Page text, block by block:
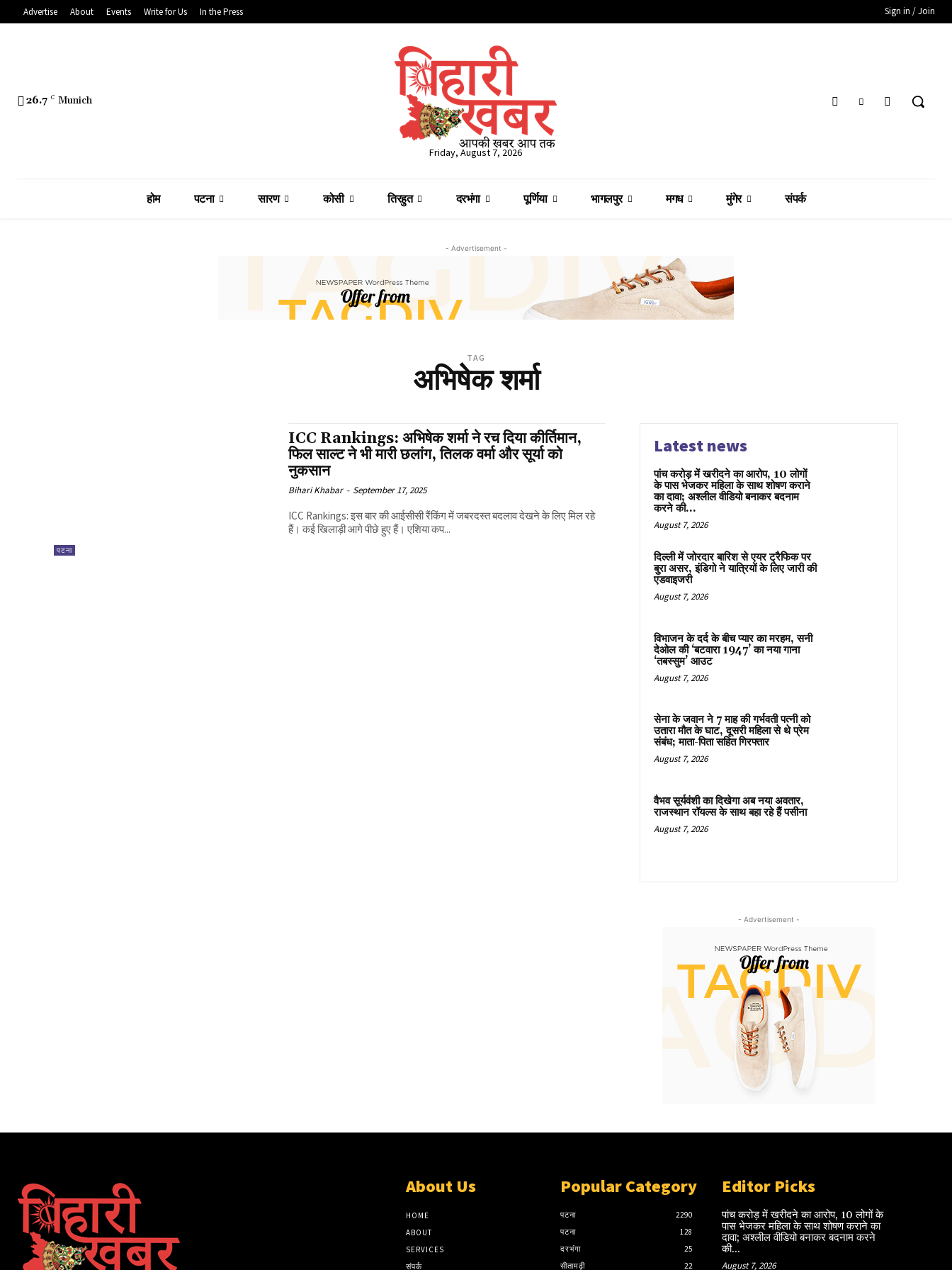
Advertise About Events Write for Us In the Press Sign in / Join
26.7 C Munich
Friday, August 7, 2026
होम पटना सारण कोसी तिरहुत दरभंगा पूर्णिया भागलपुर मगध मुंगेर संपर्क
- Advertisement -
TAG
अभिषेक शर्मा
पटना
ICC Rankings: अभिषेक शर्मा ने रच दिया कीर्तिमान,
फिल साल्ट ने भी मारी छलांग, तिलक वर्मा और सूर्या को
नुकसान
Bihari Khabar - September 17, 2025
ICC Rankings: इस बार की आईसीसी रैंकिंग में जबरदस्त बदलाव देखने के लिए मिल रहे
हैं। कई खिलाड़ी आगे पीछे हुए हैं। एशिया कप...
Latest news
पांच करोड़ में खरीदने का आरोप, 10 लोगों
के पास भेजकर महिला के साथ शोषण कराने
का दावा; अश्लील वीडियो बनाकर बदनाम
करने की...
August 7, 2026
दिल्ली में जोरदार बारिश से एयर ट्रैफिक पर
बुरा असर, इंडिगो ने यात्रियों के लिए जारी की
एडवाइजरी
August 7, 2026
विभाजन के दर्द के बीच प्यार का मरहम, सनी
देओल की ‘बटवारा 1947’ का नया गाना
‘तबस्सुम’ आउट
August 7, 2026
सेना के जवान ने 7 माह की गर्भवती पत्नी को
उतारा मौत के घाट, दूसरी महिला से थे प्रेम
संबंध; माता-पिता सहित गिरफ्तार
August 7, 2026
वैभव सूर्यवंशी का दिखेगा अब नया अवतार,
राजस्थान रॉयल्स के साथ बहा रहे हैं पसीना
August 7, 2026
- Advertisement -
About Us
HOME
ABOUT
SERVICES
संपर्क
Popular Category
पटना
2290
पटना
128
दरभंगा
25
सीतामढ़ी
22
Editor Picks
पांच करोड़ में खरीदने का आरोप, 10 लोगों के
पास भेजकर महिला के साथ शोषण कराने का
दावा; अश्लील वीडियो बनाकर बदनाम करने
की...
August 7, 2026